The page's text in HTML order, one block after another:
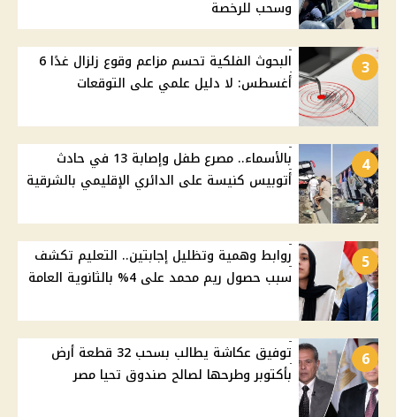
وسحب للرخصة
3
البحوث الفلكية تحسم مزاعم وقوع زلزال غدًا 6
أغسطس: لا دليل علمي على التوقعات
4
بالأسماء.. مصرع طفل وإصابة 13 في حادث
أتوبيس كنيسة على الدائري الإقليمي بالشرقية
5
روابط وهمية وتظليل إجابتين.. التعليم تكشف
سبب حصول ريم محمد على 4% بالثانوية العامة
6
توفيق عكاشة يطالب بسحب 32 قطعة أرض
بأكتوبر وطرحها لصالح صندوق تحيا مصر